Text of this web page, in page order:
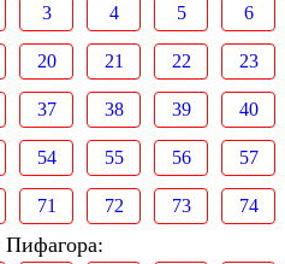
3 4 5 6
20 21 22 23
37 38 39 40
54 55 56 57
71 72 73 74
Пифагора: